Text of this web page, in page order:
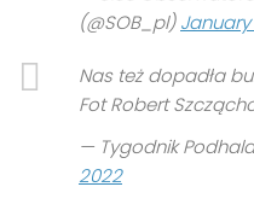
(@SOB_pl)January
Nas też dopadła
Fot Robert
— Tygodnik
2022